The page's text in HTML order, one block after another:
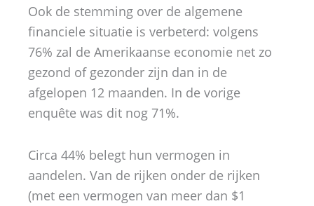
Ook de stemming over de algemene
financiele situatie is verbeterd: volgens
76% zal de Amerikaanse economie net zo
gezond of gezonder zijn dan in de
afgelopen 12 maanden. In de vorige
enquête was dit nog 71%.
Circa 44% belegt hun vermogen in
aandelen. Van de rijken onder de rijken
(met een vermogen van meer dan $1